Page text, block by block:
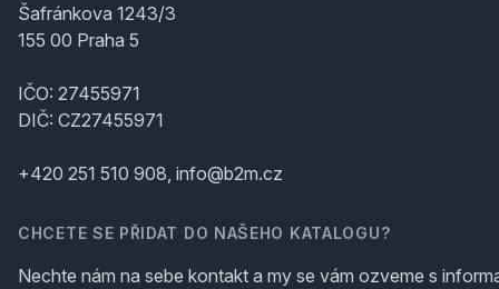
Šafránkova 1243/3
155 00 Praha 5
IČO: 27455971
DIČ: CZ27455971
+420 251 510 908, info@b2m.cz
CHCETE SE PŘIDAT DO NAŠEHO KATALOGU?
Nechte nám na sebe kontakt a my se vám ozveme s